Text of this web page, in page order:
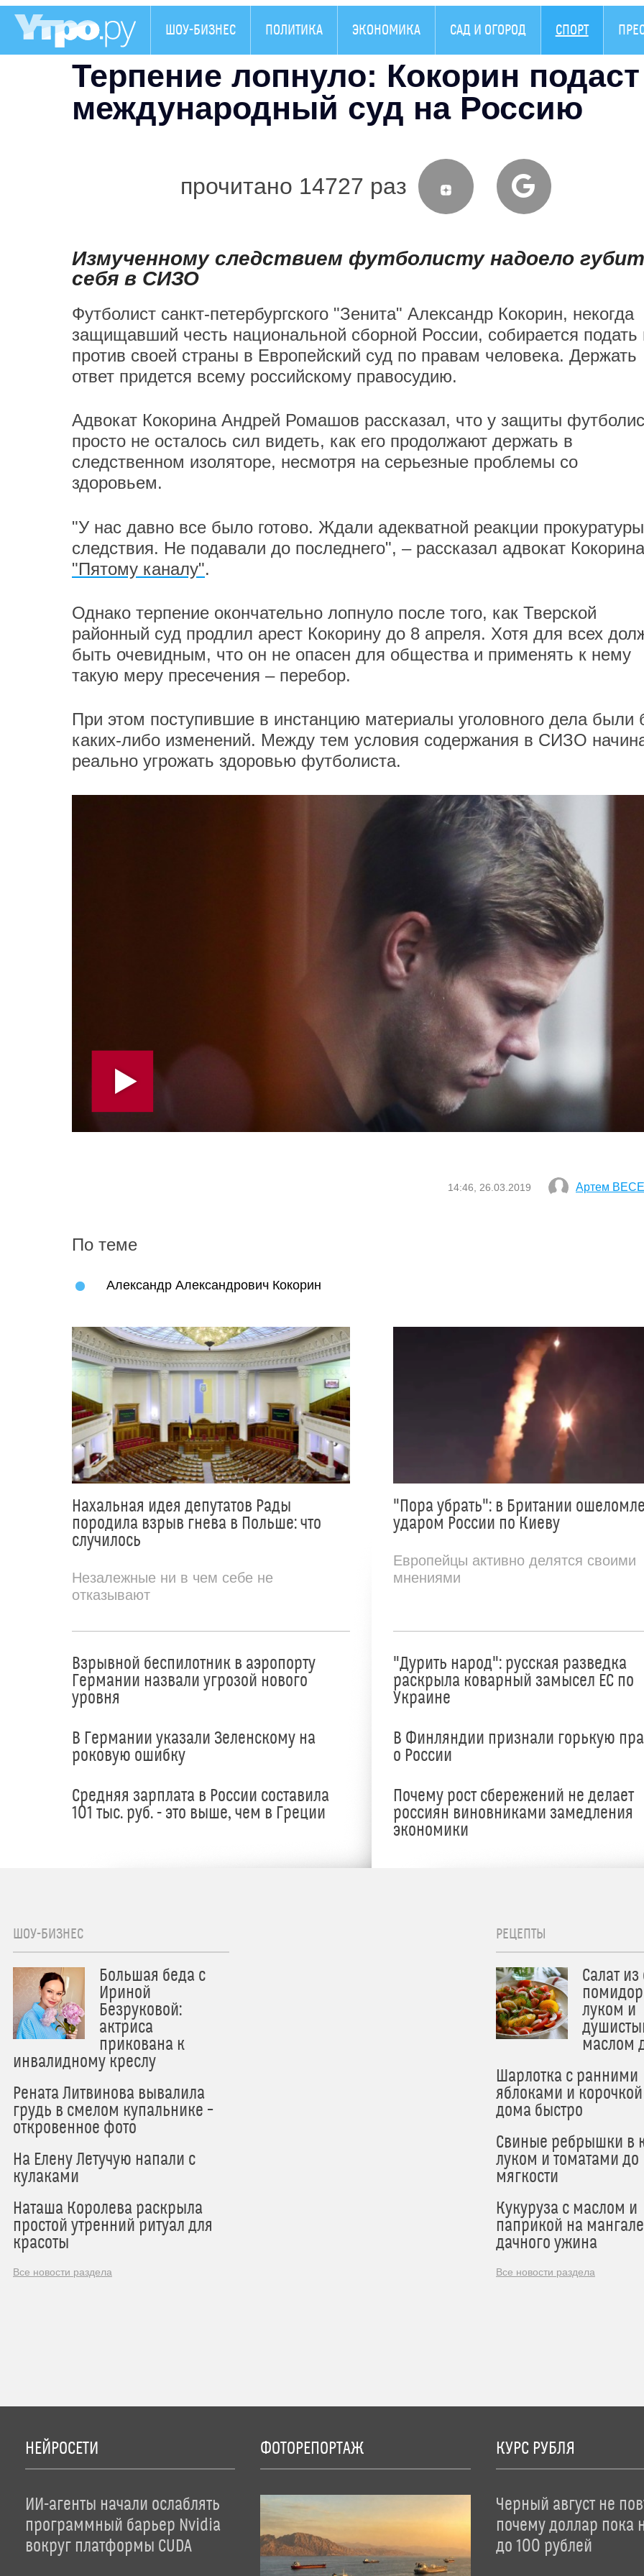
ШОУ-БИЗНЕС ПОЛИТИКА ЭКОНОМИКА САД И ОГОРОД СПОРТ
Терпение лопнуло: Кокорин
международный суд на Россию
прочитано 14727 раз
Измученному следствием футболисту надоело
себя в СИЗО
Футболист санкт-петербургского "Зенита" Александр Кокорин, некогда
защищавший честь национальной сборной России, собирается подать
против своей страны в Европейский суд по правам человека. Держать
ответ придется всему российскому правосудию.
Адвокат Кокорина Андрей Ромашов рассказал, что у защиты
просто не осталось сил видеть, как его продолжают держать в
следственном изоляторе, несмотря на серьезные проблемы со
здоровьем.
"У нас давно все было готово. Ждали адекватной реакции
следствия. Не подавали до последнего", – рассказал адвокат Кокорина
"Пятому каналу".
Однако терпение окончательно лопнуло после того, как Тверской
районный суд продлил арест Кокорину до 8 апреля. Хотя для всех
быть очевидным, что он не опасен для общества и применять к нему
такую меру пресечения – перебор.
При этом поступившие в инстанцию материалы уголовного дела были
каких-либо изменений. Между тем условия содержания в СИЗО
реально угрожать здоровью футболиста.
14:46, 26.03.2019 Артем
По теме
Александр Александрович Кокорин
Нахальная идея депутатов Рады
породила взрыв гнева в Польше: что
случилось
Незалежные ни в чем себе не
отказывают
Взрывной беспилотник в аэропорту
Германии назвали угрозой нового
уровня
В Германии указали Зеленскому на
роковую ошибку
Средняя зарплата в России составила
101 тыс. руб. - это выше, чем в Греции
"Пора убрать": в Британии
ударом России по Киеву
Европейцы активно делятся своими
мнениями
"Дурить народ": русская разведка
раскрыла коварный замысел ЕС по
Украине
В Финляндии признали горькую
о России
Почему рост сбережений не делает
россиян виновниками замедления
экономики
ШОУ-БИЗНЕС
Большая беда с
Ириной
Безруковой:
актриса
прикована к
инвалидному креслу
Рената Литвинова вывалила
грудь в смелом купальнике –
откровенное фото
На Елену Летучую напали с
кулаками
Наташа Королева раскрыла
простой утренний ритуал для
красоты
Все новости раздела
РЕЦЕПТЫ
Салат
луком и
маслом
Шарлотка с ранними
яблоками и
дома быстро
Свиные ребрышки в
луком и томатами до
мягкости
Кукуруза с маслом и
паприкой на
дачного ужина
Все новости раздела
НЕЙРОСЕТИ
ИИ-агенты начали ослаблять
программный барьер Nvidia
вокруг платформы CUDA
ФОТОРЕПОРТАЖ КУРС РУБЛЯ
Черный август не
почему доллар пока
до 100 рублей